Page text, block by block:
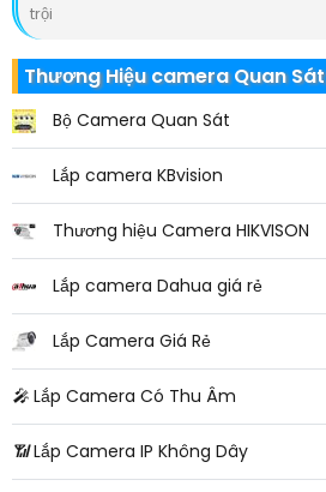
trội
Thương Hiệu camera Quan Sát
Bộ Camera Quan Sát
Lắp camera KBvision
Thương hiệu Camera HIKVISON
Lắp camera Dahua giá rẻ
Lắp Camera Giá Rẻ
️🎤️ Lắp Camera Có Thu Âm
📶Lắp Camera IP Không Dây